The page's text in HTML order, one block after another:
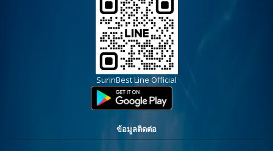
SurinBest Line Official
ข้อมูลติดต่อ